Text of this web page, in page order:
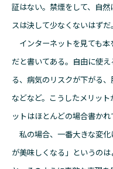
証はない。禁煙をして、自
スは決して少なくないはずだ。
インターネットを見ても本
だと書いてある。自由に使
る、病気のリスクが下がる、
などなど。こうしたメリッ
ットはほとんどの場合書かれ
私の場合、一番大きな変
が美味しくなる」というの